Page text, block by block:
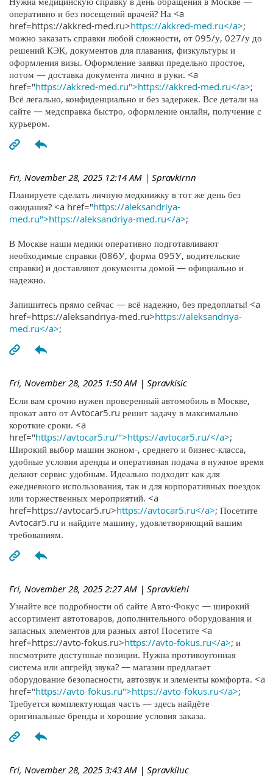
оперативно и без посещений врачей? На <a
href=https://akkred-med.ru>https://akkred-med.ru</a>;
можно заказать справки любой сложности, от 095/у, 027/у до
решений КЭК, документов для плавания, физкультуры и
оформления визы. Оформление заявки предельно простое,
потом — доставка документа лично в руки. <a
href="https://akkred-med.ru">https://akkred-med.ru</a>;
Всё легально, конфиденциально и без задержек. Все детали на
сайте — медсправка быстро, оформление онлайн, получение с
курьером.
Fri, November 28, 2025 12:14 AM | Spravkirnn
Планируете сделать личную медкнижку в тот же день без
ожидания? <a href="https://aleksandriya-
med.ru">https://aleksandriya-med.ru</a>;
В Москве наши медики оперативно подготавливают
необходимые справки (086У, форма 095У, водительские
справки) и доставляют документы домой — официально и
надежно.
Запишитесь прямо сейчас — всё надежно, без предоплаты! <a
href=https://aleksandriya-med.ru>https://aleksandriya-
med.ru</a>;
Fri, November 28, 2025 1:50 AM | Spravkisic
Если вам срочно нужен проверенный автомобиль в Москве,
прокат авто от Avtocar5.ru решит задачу в максимально
короткие сроки. <a
href="https://avtocar5.ru/">https://avtocar5.ru/</a>;
Широкий выбор машин эконом-, среднего и бизнес-класса,
удобные условия аренды и оперативная подача в нужное время
делают сервис удобным. Идеально подходит как для
ежедневного использования, так и для корпоративных поездок
или торжественных мероприятий. <a
href=https://avtocar5.ru>https://avtocar5.ru</a>; Посетите
Avtocar5.ru и найдите машину, удовлетворяющий вашим
требованиям.
Fri, November 28, 2025 2:27 AM | Spravkiehl
Узнайте все подробности об сайте Авто-Фокус — широкий
ассортимент автотоваров, дополнительного оборудования и
запасных элементов для разных авто! Посетите <a
href=https://avto-fokus.ru>https://avto-fokus.ru</a>; и
посмотрите доступные позиции. Нужна противоугонная
система или апгрейд звука? — магазин предлагает
оборудование безопасности, автозвук и элементы комфорта. <a
href="https://avto-fokus.ru">https://avto-fokus.ru</a>;
Требуется комплектующая часть — здесь найдёте
оригинальные бренды и хорошие условия заказа.
Fri, November 28, 2025 3:43 AM | Spravkiluc